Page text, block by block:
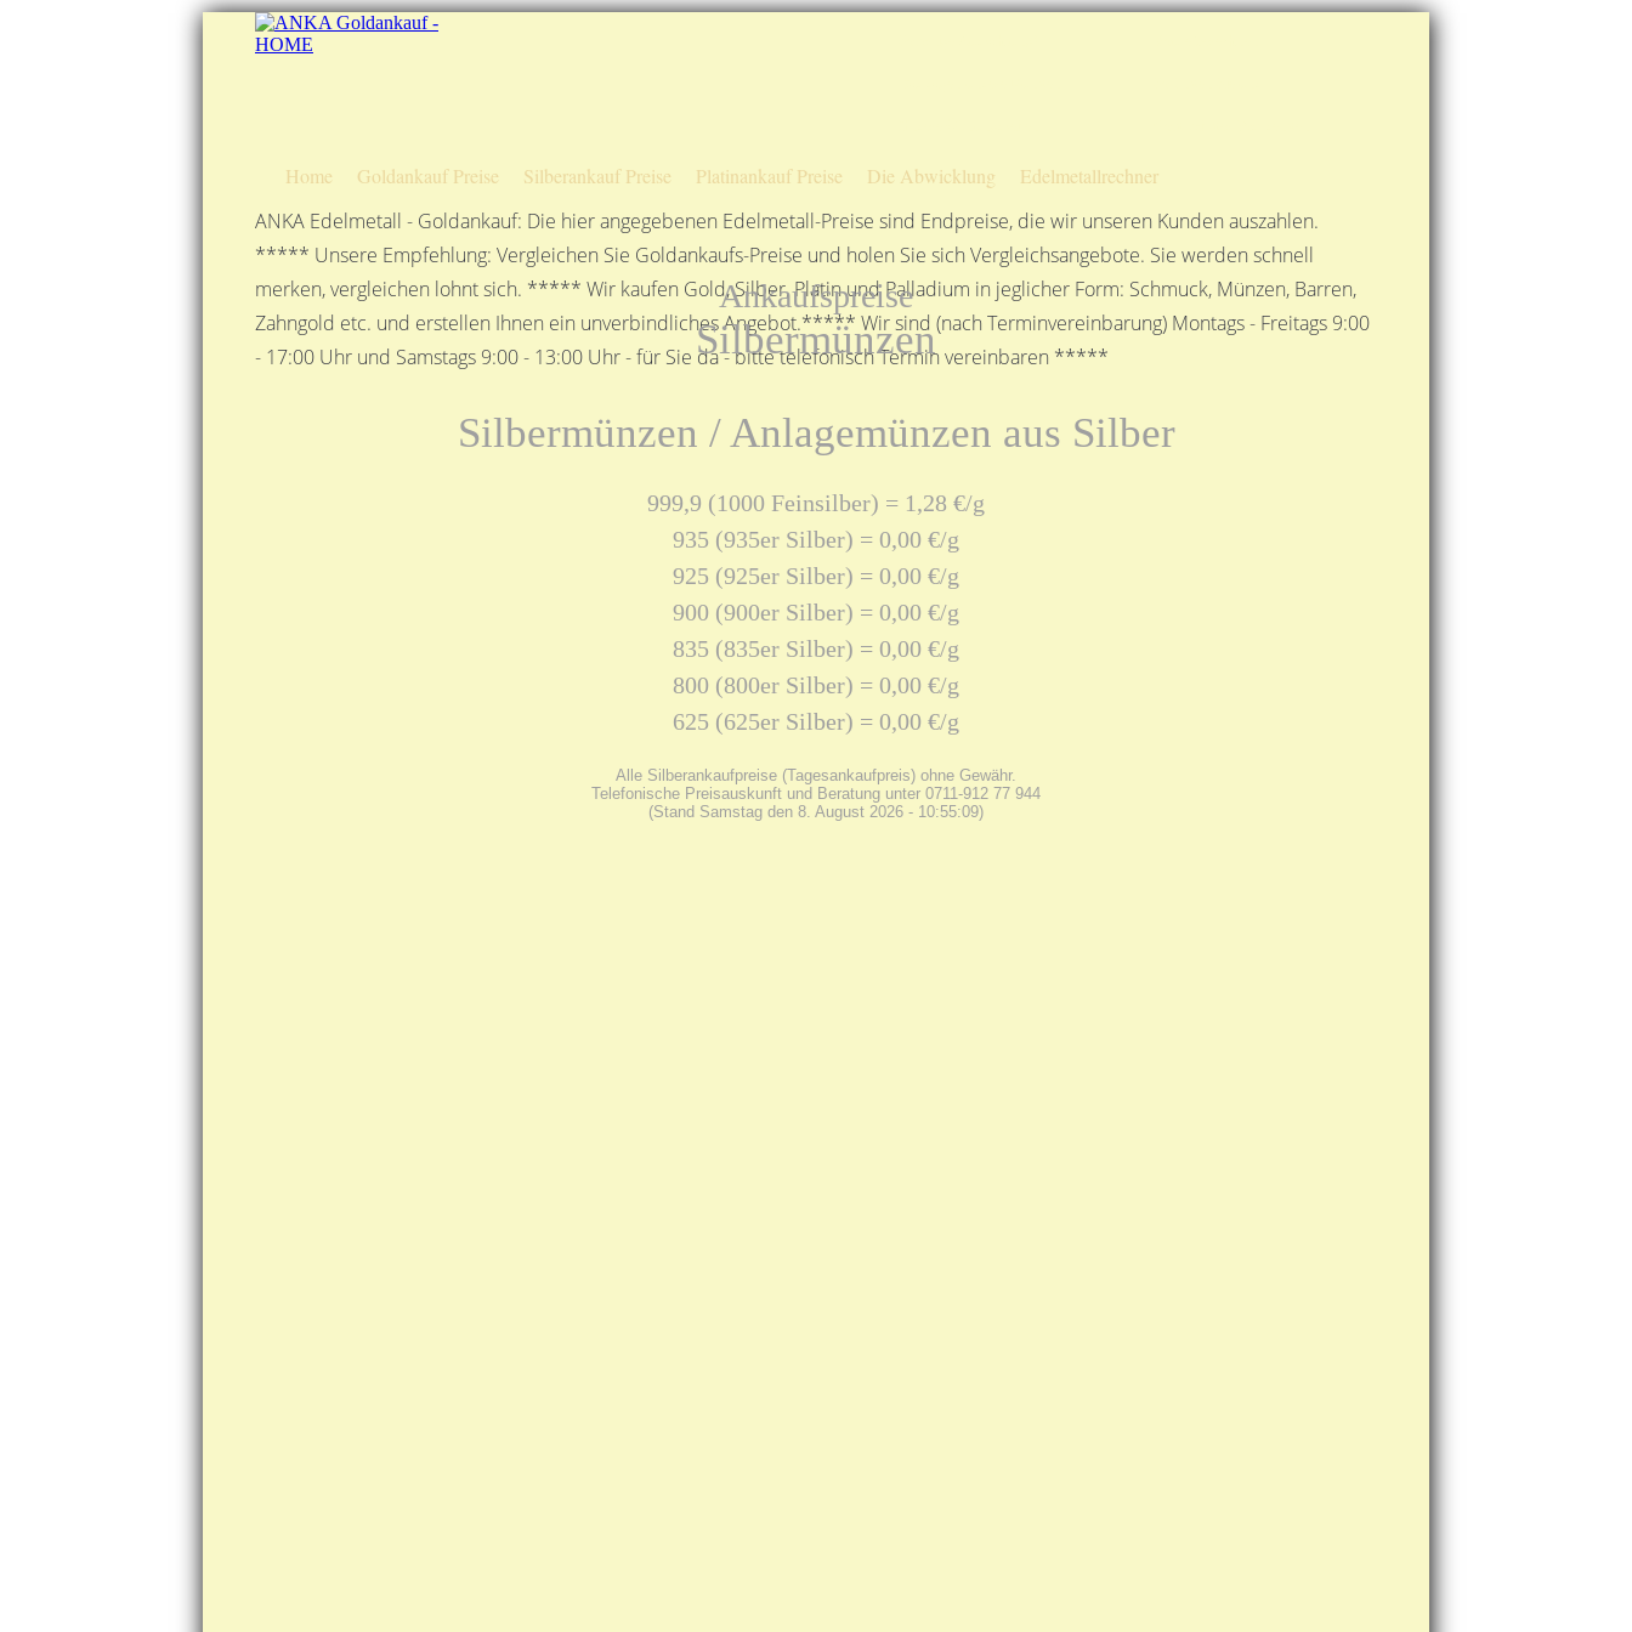
Home Goldankauf Preise Silberankauf Preise Platinankauf Preise Die Abwicklung Edelmetallrechner
ANKA Edelmetall - Goldankauf: Die hier angegebenen Edelmetall-Preise sind Endpreise, die wir unseren Kunden auszahlen.
***** Unsere Empfehlung: Vergleichen Sie Goldankaufs-Preise und holen Sie sich Vergleichsangebote. Sie werden schnell
merken, vergleichen lohnt sich. ***** Wir kaufen Gold, Silber, Platin und Palladium in jeglicher Form: Schmuck, Münzen, Barren,
Zahngold etc. und erstellen Ihnen ein unverbindliches Angebot.***** Wir sind (nach Terminvereinbarung) Montags - Freitags 9:00
- 17:00 Uhr und Samstags 9:00 - 13:00 Uhr - für Sie da - bitte telefonisch Termin vereinbaren *****
Ankaufspreise
Silbermünzen
Silbermünzen / Anlagemünzen aus Silber
999,9 (1000 Feinsilber) = 1,28 €/g
935 (935er Silber) = 0,00 €/g
925 (925er Silber) = 0,00 €/g
900 (900er Silber) = 0,00 €/g
835 (835er Silber) = 0,00 €/g
800 (800er Silber) = 0,00 €/g
625 (625er Silber) = 0,00 €/g
Alle Silberankaufpreise (Tagesankaufpreis) ohne Gewähr.
Telefonische Preisauskunft und Beratung unter 0711-912 77 944
(Stand Samstag den 8. August 2026 - 10:55:09)